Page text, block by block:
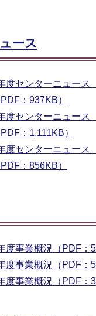
ース
度センターニュー
：937KB）
度センターニュー
：1,111KB）
度センターニュー
：856KB）
度事業概況（PDF：
度事業概況（PDF：
度事業概況（PDF：